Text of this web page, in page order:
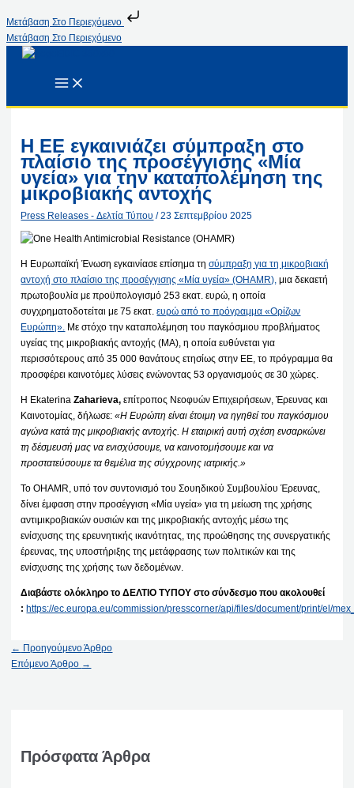
Μετάβαση Στο Περιεχόμενο
Μετάβαση Στο Περιεχόμενο
Η ΕΕ εγκαινιάζει σύμπραξη στο
πλαίσιο της προσέγγισης «Μία
υγεία» για την καταπολέμηση της
μικροβιακής αντοχής
Press Releases - Δελτία Τύπου /23 Σεπτεμβρίου 2025
Η Ευρωπαϊκή Ένωση εγκαινίασε επίσημα τησύμπραξη για τη μικροβιακή
αντοχή στο πλαίσιο της προσέγγισης «Μία υγεία» (OHAMR), μια δεκαετή
πρωτοβουλία με προϋπολογισμό 253 εκατ. ευρώ, η οποία
συγχρηματοδοτείται με 75 εκατ.ευρώ από το πρόγραμμα «Ορίζων
Ευρώπη». Με στόχο την καταπολέμηση του παγκόσμιου προβλήματος
υγείας της μικροβιακής αντοχής (ΜΑ), η οποία ευθύνεται για
περισσότερους από 35 000 θανάτους ετησίως στην ΕΕ, το πρόγραμμα θα
προσφέρει καινοτόμες λύσεις ενώνοντας 53 οργανισμούς σε 30 χώρες.
Η EkaterinaZaharieva, επίτροπος Νεοφυών Επιχειρήσεων, Έρευνας και
Καινοτομίας, δήλωσε:«Η Ευρώπη είναι έτοιμη να ηγηθεί του παγκόσμιου
αγώνα κατά της μικροβιακής αντοχής. Η εταιρική αυτή σχέση ενσαρκώνει
τη δέσμευσή μας να ενισχύσουμε, να καινοτομήσουμε και να
προστατεύσουμε τα θεμέλια της σύγχρονης ιατρικής.»
Το OHAMR, υπό τον συντονισμό του Σουηδικού Συμβουλίου Έρευνας,
δίνει έμφαση στην προσέγγιση «Μία υγεία» για τη μείωση της χρήσης
αντιμικροβιακών ουσιών και της μικροβιακής αντοχής μέσω της
ενίσχυσης της ερευνητικής ικανότητας, της προώθησης της συνεργατικής
έρευνας, της υποστήριξης της μετάφρασης των πολιτικών και της
ενίσχυσης της χρήσης των δεδομένων.
Διαβάστε ολόκληρο το ΔΕΛΤΙΟ ΤΥΠΟΥ στο σύνδεσμο που ακολουθεί
: https://ec.europa.eu/commission/presscorner/api/files/document/print/el/
← Προηγούμενο Άρθρο
Επόμενο Άρθρο →
Πρόσφατα Άρθρα